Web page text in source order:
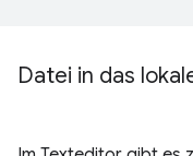
Datei in das